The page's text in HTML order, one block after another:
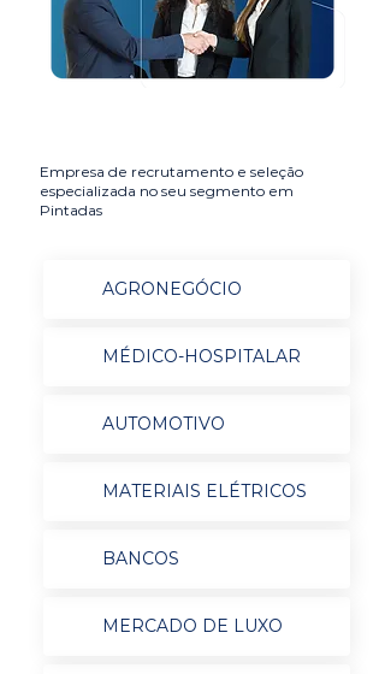
Empresa de recrutamento e seleção
especializada no seu segmento em
Pintadas
AGRONEGÓCIO
MÉDICO-HOSPITALAR
AUTOMOTIVO
MATERIAIS ELÉTRICOS
BANCOS
MERCADO DE LUXO